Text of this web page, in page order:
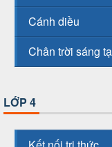
Cánh diều
Chân trời sáng
LỚP 4